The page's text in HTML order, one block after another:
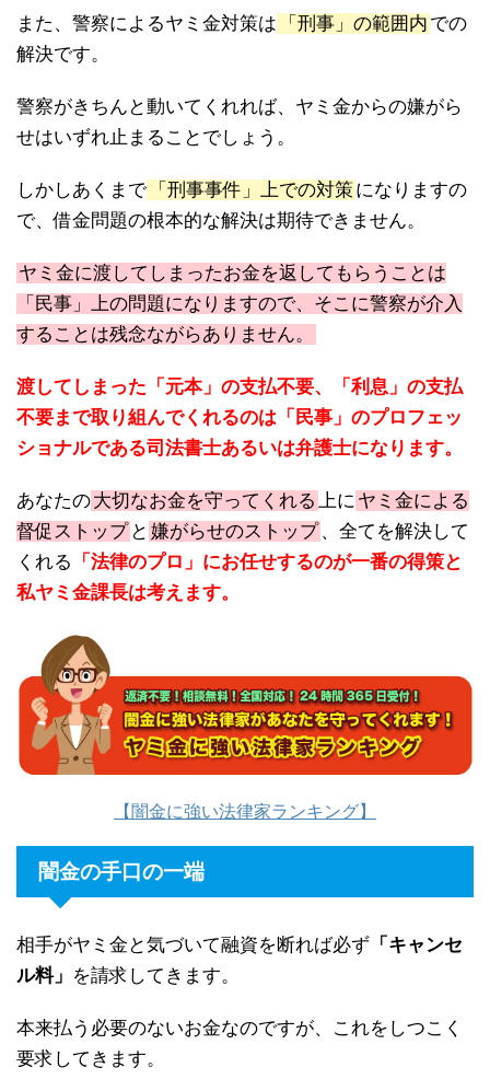
また、警察によるヤミ金対策は 「刑事」の範囲内 での
解決です。
警察がきちんと動いてくれれば、ヤミ金からの嫌がら
せはいずれ止まることでしょう。
しかしあくまで 「刑事事件」上での対策 になりますの
で、借金問題の根本的な解決は期待できません。
ヤミ金に渡してしまったお金を返してもらうことは
「民事」上の問題になりますので、そこに警察が介入
することは残念ながらありません。
渡してしまった「元本」の支払不要、「利息」の支払
不要まで取り組んでくれるのは「民事」のプロフェッ
ショナルである司法書士あるいは弁護士になります。
あなたの大切なお金を守ってくれる 上に ヤミ金による
督促ストップ と 嫌がらせのストップ 、全てを解決して
くれる
「法律のプロ」にお任せするのが一番の得策と
私ヤミ金課長は考えます。
【闇金に強い法律家ランキング】
闇金の手口の一端
相手がヤミ金と気づいて融資を断れば必ず 「キャンセ
ル料」 を請求してきます。
本来払う必要のないお金なのですが、これをしつこく
要求してきます。